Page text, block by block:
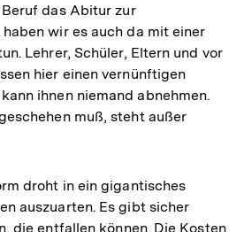
das Abitur zur
wir es auch da mit einer
Lehrer, Schüler, Eltern und vor
hier einen vernünftigen
ihnen niemand abnehmen.
muß, steht außer
droht in ein gigantisches
auszuarten. Es gibt sicher
die entfallen können. Die Kosten